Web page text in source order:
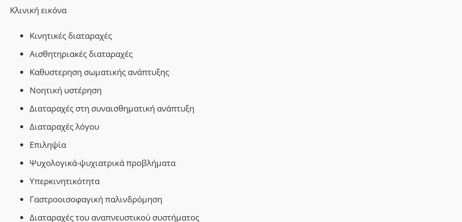
Κλινική εικόνα
Κινητικές διαταραχές
Αισθητηριακές διαταραχές
Καθυστερηση σωματικής ανάπτυξης
Νοητική υστέρηση
Διαταραχές στη συναισθηματική ανάπτυξη
Διαταραχές λόγου
Επιληψία
Ψυχολογικά-ψυχιατρικά προβλήματα
Υπερκινητικότητα
Γαστροοισοφαγική παλινδρόμηση
Διαταραχές του αναπνευστικού συστήματος